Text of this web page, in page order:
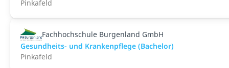
Pinkafeld
Fachhochschule Burgenland GmbH
Gesundheits- und Krankenpflege (Bachelor)
Pinkafeld